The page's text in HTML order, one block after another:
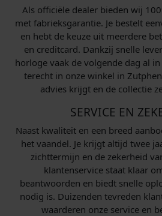
Als officiële dealer bieden wij
met fabrieksgarantie. Je bestelt
en hebt de keuze uit meerdere
en creditcard. Dankzij snelle
horloge vaak de volgende dag al
terecht in onze winkel in
advies krijgt en de collectie
SERVICE EN
Naast kwaliteit en een breed
het vaandel. Je krijgt altijd twee
zichttermijn en de zekerheid
klantenservice staat klaar
beantwoorden en biedt snelle
nodig is. Duizenden tevreden
waarderen onze service en